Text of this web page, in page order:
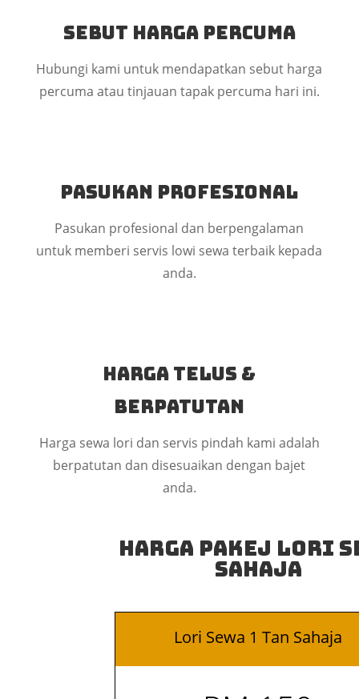
Sebut Harga Percuma
Hubungi kami untuk mendapatkan sebut harga
percuma atau tinjauan tapak percuma hari ini.
Pasukan Profesional
Pasukan profesional dan berpengalaman
untuk memberi servis lowi sewa terbaik kepada
anda.
Harga Telus &
Berpatutan
Harga sewa lori dan servis pindah kami adalah
berpatutan dan disesuaikan dengan bajet
anda.
Harga Pakej Lori
Sahaja
Lori Sewa 1 Tan Sahaja